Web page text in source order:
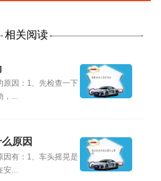
相关阅读
原因：1、先检查一下
，...
原因
因有：1、车头摇晃是
...